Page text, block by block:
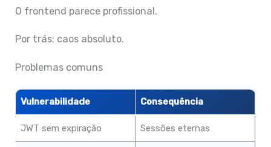
O frontend parece profissional.
Por trás: caos absoluto.
Problemas comuns
Vulnerabilidade Consequência
JWT sem expiração Sessões eternas